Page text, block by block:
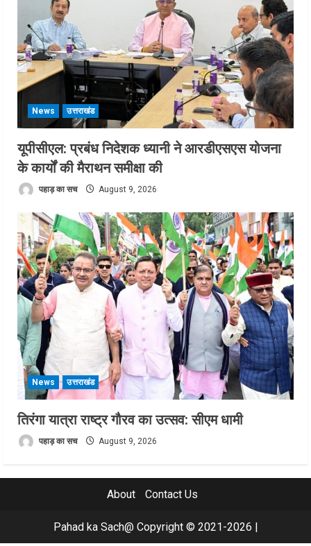
News उत्तराखंड
यूपीसीएल: प्रबंध निदेशक ध्यानी ने आरडीएसएस योजना
के कार्यों की मैराथन समीक्षा की
पहाड़ का सच August 9, 2026
News उत्तराखंड
तिरंगा यात्रा राष्ट्र गौरव का उत्सव: सीएम धामी
पहाड़ का सच August 9, 2026
About Contact Us
Pahad ka Sach@ Copyright © 2021-2026